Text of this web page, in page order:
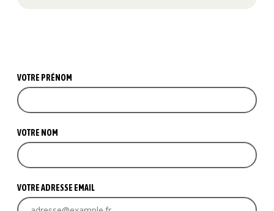
VOTRE PRÉNOM
VOTRE NOM
VOTRE ADRESSE EMAIL